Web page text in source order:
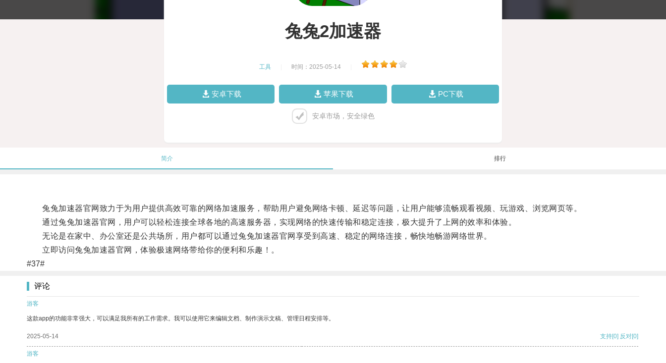
兔兔2加速器
工具 时间：2025-05-14
安卓下载 苹果下载 PC下载
安卓市场，安全绿色
简介 排行
兔兔加速器官网致力于为用户提供高效可靠的网络加速服务，帮助用户避免网络卡顿、延迟等问题，让用户能够流畅观看视频、玩游戏、浏览网页等。
通过兔兔加速器官网，用户可以轻松连接全球各地的高速服务器，实现网络的快速传输和稳定连接，极大提升了上网的效率和体验。
无论是在家中、办公室还是公共场所，用户都可以通过兔兔加速器官网享受到高速、稳定的网络连接，畅快地畅游网络世界。
立即访问兔兔加速器官网，体验极速网络带给你的便利和乐趣！。
#37#
评论
游客
这款app的功能非常强大，可以满足我所有的工作需求。我可以使用它来编辑文档、制作演示文稿、管理日程安排等。
2025-05-14 支持[0] 反对[0]
游客